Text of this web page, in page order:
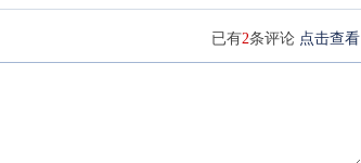
已有2条评论 点击查看